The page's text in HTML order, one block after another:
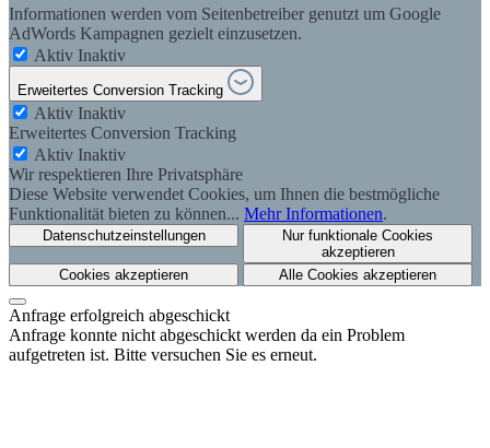
Informationen werden vom Seitenbetreiber genutzt um Google
AdWords Kampagnen gezielt einzusetzen.
Aktiv Inaktiv
Erweitertes Conversion Tracking
Aktiv Inaktiv
Erweitertes Conversion Tracking
Aktiv Inaktiv
Wir respektieren Ihre Privatsphäre
Diese Website verwendet Cookies, um Ihnen die bestmögliche
Funktionalität bieten zu können... Mehr Informationen.
Datenschutzeinstellungen
Nur funktionale Cookies
akzeptieren
Cookies akzeptieren
Alle Cookies akzeptieren
Anfrage erfolgreich abgeschickt
Anfrage konnte nicht abgeschickt werden da ein Problem
aufgetreten ist. Bitte versuchen Sie es erneut.